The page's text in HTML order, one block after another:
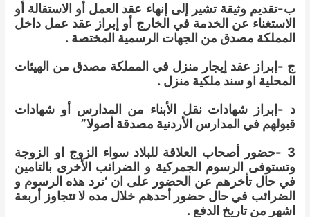
ب‌-تقديم وثيقة تشير إلى إنهاء عقد العمل أو الاستقالة أو
الاستغناء عن الخدمة في الخارج أو إبراز عقد عمل داخل
المملكة مصدق من الجهات الرسمية المختصة .
ج -إبراز عقد إيجار منزل في المملكة مصدق من الهيئات
المحلية او سند ملكية منزل .
د -إبراز شهادات نقل الأبناء من المدارس أو شهادات
قبولهم في المدارس الأردنية مصدقة أصولا”
3 -حضور أصحاب العلاقة للبلاد سواء الزوج او الزوجة
وتستوفى الرسوم الجمركية و الضرائب الأخرى بالتامين
في حال تأخرهم عن الحضور على ان ‘ترد هذه الرسوم و
الضرائب في حال حضور أحدهم خلال مده لا تتجاوز أربعة
اشهر من تاريخ الدفع .